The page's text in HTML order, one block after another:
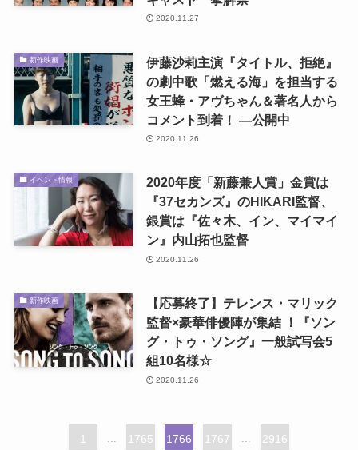
2020.11.27
新作映画
伊藤沙莉主演『タイトル、拒絶』
の劇中歌「燃える海」を担当する
女王蜂・アヴちゃん＆著名人から
コメント到着！ ―公開中
2020.11.26
イベント情報
2020年度「新藤兼人賞」金賞は
『37セカンズ』のHIKARI監督、
銀賞は『佐々木、イン、マイマイ
ン』内山拓也監督
2020.11.26
新作映画
【応募終了】テレンス・マリック
監督×豪華俳優陣が集結 ！『ソン
グ・トゥ・ソング』一般試写会5
組10名様☆
2020.11.26
1 1765 1766 1767 2916